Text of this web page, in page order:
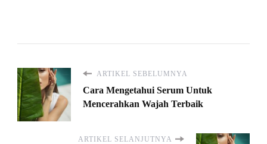
ARTIKEL SEBELUMNYA
Cara Mengetahui Serum Untuk
Mencerahkan Wajah Terbaik
ARTIKEL SELANJUTNYA